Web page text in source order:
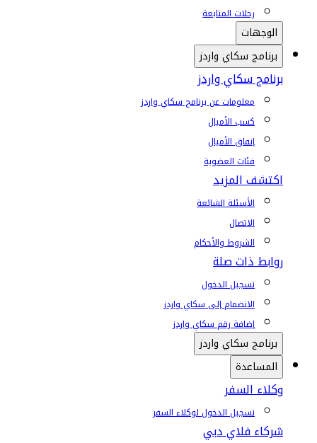
رحلات المتابعة
الوجهات
برنامج سكاي واردز
برنامج سكاي واردز
معلومات عن برنامج سكاي واردز
كسب الأميال
إنفاق الأميال
فئات العضوية
اكتشف المزيد
الأسئلة الشائعة
الاتصال
الشروط والأحكام
روابط ذات صلة
تسجيل الدخول
الانضمام إلى سكاي واردز
إضافة رقم سكاي واردز
برنامج سكاي واردز
المساعدة
وكلاء السفر
تسجيل الدخول لوكلاء السفر
شركاء فلاي دبي